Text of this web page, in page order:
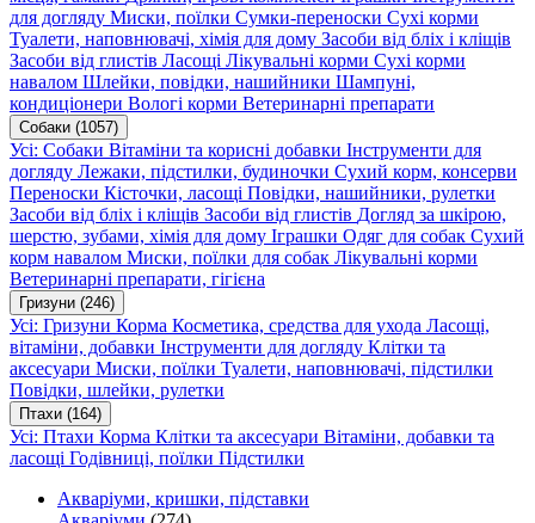
для догляду Миски, поїлки Сумки-переноски Сухі корми
Туалети, наповнювачі, хімія для дому Засоби від бліх і кліщів
Засоби від глистів Ласощі Лікувальні корми Сухі корми
навалом Шлейки, повідки, нашийники Шампуні,
кондиціонери Вологі корми Ветеринарні препарати
Собаки (1057)
Усі: Собаки Вітаміни та корисні добавки Інструменти для
догляду Лежаки, підстилки, будиночки Сухий корм, консерви
Переноски Кісточки, ласощі Повідки, нашийники, рулетки
Засоби від бліх і кліщів Засоби від глистів Догляд за шкірою,
шерстю, зубами, хімія для дому Іграшки Одяг для собак Сухий
корм навалом Миски, поїлки для собак Лікувальні корми
Ветеринарні препарати, гігієна
Гризуни (246)
Усі: Гризуни Корма Косметика, средства для ухода Ласощі,
вітаміни, добавки Інструменти для догляду Клітки та
аксесуари Миски, поїлки Туалети, наповнювачі, підстилки
Повідки, шлейки, рулетки
Птахи (164)
Усі: Птахи Корма Клітки та аксесуари Вітаміни, добавки та
ласощі Годівниці, поїлки Підстилки
Акваріуми, кришки, підставки